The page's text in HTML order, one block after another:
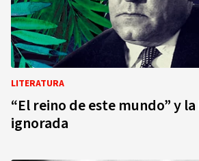
LITERATURA
“El reino de este mundo” y
ignorada